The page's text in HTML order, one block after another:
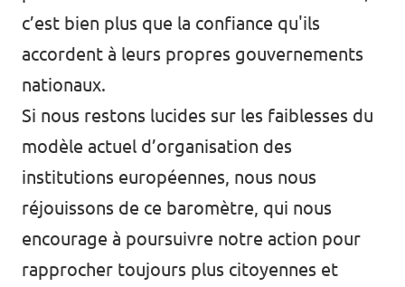
Volt FALC
Donner
Participer
Postes ouverts
c’est bien plus que la confiance qu'ils
accordent à leurs propres gouvernements
nationaux.
Si nous restons lucides sur les faiblesses du
modèle actuel d’organisation des
institutions européennes, nous nous
réjouissons de ce baromètre, qui nous
encourage à poursuivre notre action pour
rapprocher toujours plus citoyennes et